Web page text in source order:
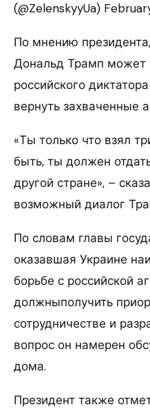
(@ZelenskyyUa)
По мнению
Дональд Трамп может
российского
вернуть захваченные
«Ты только что взял
быть, ты должен
другой стране», –
возможный диалог
По словам главы
оказавшая Украине
борьбе с российской
должныполучить
сотрудничестве и
вопрос он намерен
дома.
Президент также